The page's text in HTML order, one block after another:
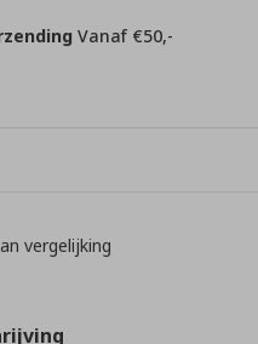
Vanaf €50,-
vergelijking